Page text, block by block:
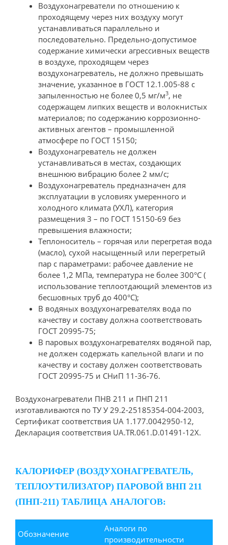
Воздухонагреватели по отношению к
проходящему через них воздуху могут
устанавливаться параллельно и
последовательно. Предельно-допустимое
содержание химически агрессивных веществ
в воздухе, проходящем через
воздухонагреватель, не должно превышать
значение, указанное в ГОСТ 12.1.005-88 с
запыленностью не более 0,5 мг/м3, не
содержащем липких веществ и волокнистых
материалов; по содержанию коррозионно-
активных агентов – промышленной
атмосфере по ГОСТ 15150;
Воздухонагреватель не должен
устанавливаться в местах, создающих
внешнюю вибрацию более 2 мм/с;
Воздухонагреватель предназначен для
эксплуатации в условиях умеренного и
холодного климата (УХЛ), категория
размещения 3 – по ГОСТ 15150-69 без
превышения влажности;
Теплоноситель – горячая или перегретая вода
(масло), сухой насыщенный или перегретый
пар с параметрами: рабочее давление не
более 1,2 МПа, температура не более 300°С (
использование теплоотдающий элементов из
бесшовных труб до 400°С);
В водяных воздухонагревателях вода по
качеству и составу должна соответствовать
ГОСТ 20995-75;
В паровых воздухонагревателях водяной пар,
не должен содержать капельной влаги и по
качеству и составу должен соответствовать
ГОСТ 20995-75 и СНиП 11-36-76.
Воздухонагреватели ПНВ 211 и ПНП 211
изготавливаются по ТУ У 29.2-25185354-004-2003,
Сертификат соответствия UA 1.177.0042950-12,
Декларация соответствия UA.TR.061.D.01491-12X.
КАЛОРИФЕР (ВОЗДУХОНАГРЕВАТЕЛЬ,
ТЕПЛОУТИЛИЗАТОР) ПАРОВОЙ ВНП 211
(ПНП-211) ТАБЛИЦА АНАЛОГОВ:
Обозначение
Аналоги по
производительности